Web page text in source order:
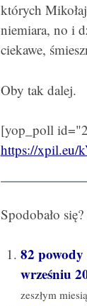
których
niemiara, no i
ciekawe,
Oby tak dalej.
[yop_poll
https://xpil.eu/
Spodobało
82 powody
wrześniu
zeszłym